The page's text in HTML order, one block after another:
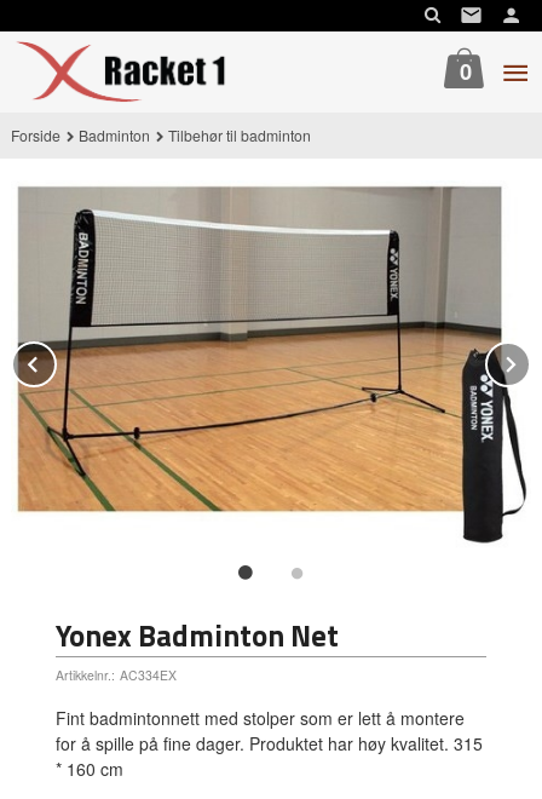
til
innholdet
0
Forside Badminton Tilbehør til badminton
Prev
Yonex Badminton Net
Artikkelnr.: AC334EX
Fint badmintonnett med stolper som er lett å montere
for å spille på fine dager. Produktet har høy kvalitet. 315
* 160 cm